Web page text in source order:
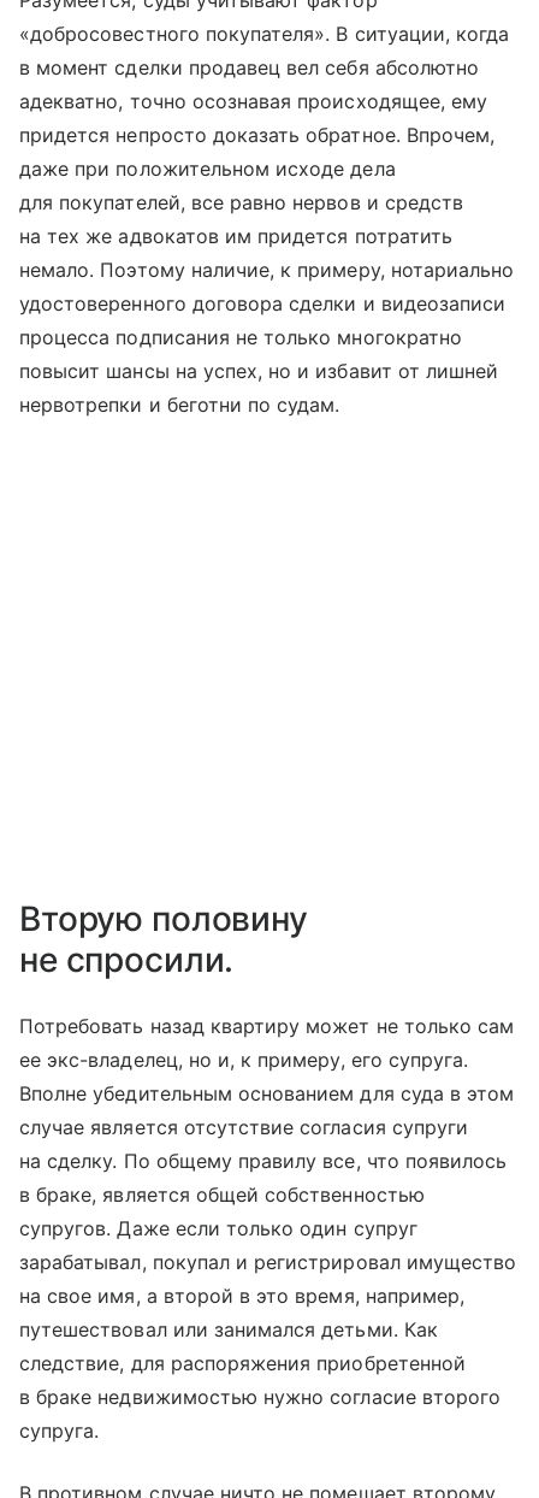
«добросовестного покупателя». В ситуации, когда
в момент сделки продавец вел себя абсолютно
адекватно, точно осознавая происходящее, ему
придется непросто доказать обратное. Впрочем,
даже при положительном исходе дела
для покупателей, все равно нервов и средств
на тех же адвокатов им придется потратить
немало. Поэтому наличие, к примеру, нотариально
удостоверенного договора сделки и видеозаписи
процесса подписания не только многократно
повысит шансы на успех, но и избавит от лишней
нервотрепки и беготни по судам.
Вторую половину
не спросили.
Потребовать назад квартиру может не только сам
ее экс-владелец, но и, к примеру, его супруга.
Вполне убедительным основанием для суда в этом
случае является отсутствие согласия супруги
на сделку. По общему правилу все, что появилось
в браке, является общей собственностью
супругов. Даже если только один супруг
зарабатывал, покупал и регистрировал имущество
на свое имя, а второй в это время, например,
путешествовал или занимался детьми. Как
следствие, для распоряжения приобретенной
в браке недвижимостью нужно согласие второго
супруга.